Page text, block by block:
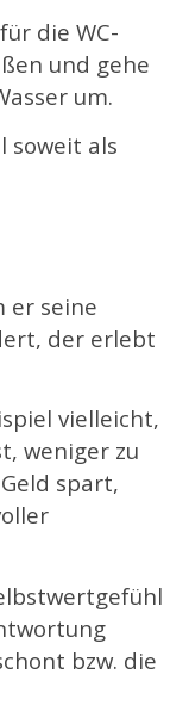
die WC-
und gehe
um.
soweit als
er seine
der erlebt
vielleicht,
weniger zu
spart,
bzw. die